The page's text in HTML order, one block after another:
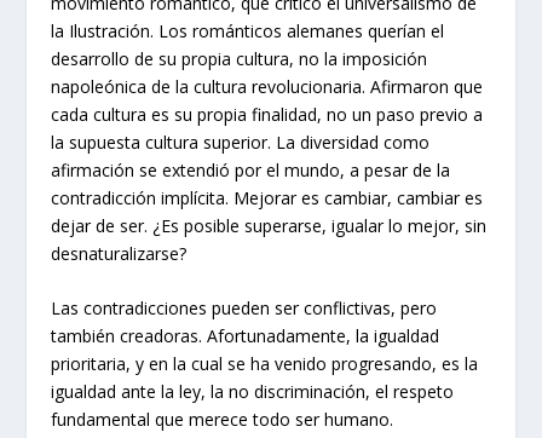
la Ilustración. Los románticos alemanes querían el
desarrollo de su propia cultura, no la imposición
napoleónica de la cultura revolucionaria. Afirmaron que
cada cultura es su propia finalidad, no un paso previo a
la supuesta cultura superior. La diversidad como
afirmación se extendió por el mundo, a pesar de la
contradicción implícita. Mejorar es cambiar, cambiar es
dejar de ser. ¿Es posible superarse, igualar lo mejor, sin
desnaturalizarse?
Las contradicciones pueden ser conflictivas, pero
también creadoras. Afortunadamente, la igualdad
prioritaria, y en la cual se ha venido progresando, es la
igualdad ante la ley, la no discriminación, el respeto
fundamental que merece todo ser humano.